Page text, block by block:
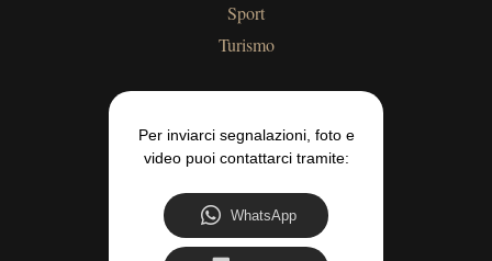
Sport
Turismo
Per inviarci segnalazioni, foto e
video puoi contattarci tramite:
WhatsApp